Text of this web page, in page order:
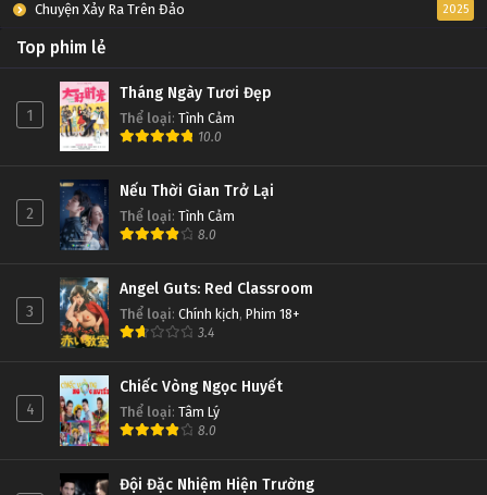
Chuyện Xảy Ra Trên Đảo 2025
Top phim lẻ
1
Tháng Ngày Tươi Đẹp
Thể loại: Tình Cảm
10.0
2
Nếu Thời Gian Trở Lại
Thể loại: Tình Cảm
8.0
3
Angel Guts: Red Classroom
Thể loại: Chính kịch, Phim 18+
3.4
4
Chiếc Vòng Ngọc Huyết
Thể loại: Tâm Lý
8.0
Đội Đặc Nhiệm Hiện Trường